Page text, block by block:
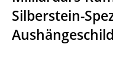
Silberstein-